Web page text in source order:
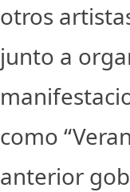
otros
junto a
como
anterior